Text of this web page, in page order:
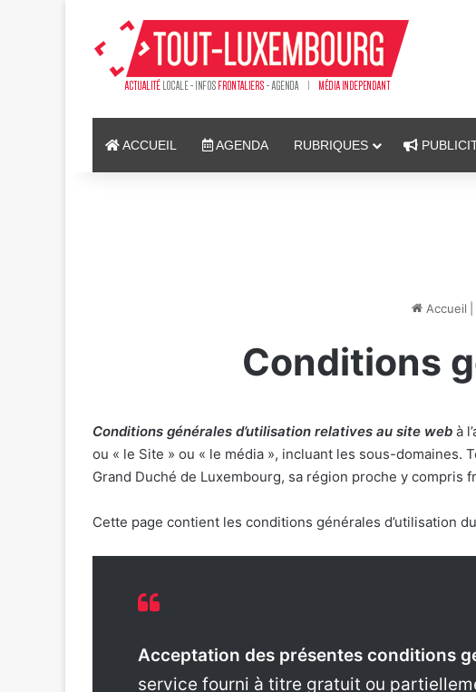
ACCUEIL AGENDA RUBRIQUES
Accueil
Conditions
Conditions générales d’utilisation relatives au site web à
ou « le Site » ou « le média », incluant les sous-
Grand Duché de Luxembourg, sa région proche y
Cette page contient les conditions générales d’utilisation
Acceptation des présentes conditions
service fourni à titre gratuit ou